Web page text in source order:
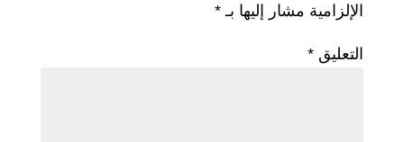
الإلزامية مشار إليها بـ *
التعليق *